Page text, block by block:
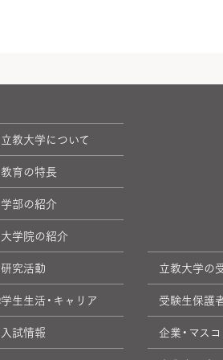
立教大学について
教育の特長
学部の紹介
大学院の紹介
研究活動
学生生活・キャリア
入試情報
立教大学の
受験生保護
企業・マス